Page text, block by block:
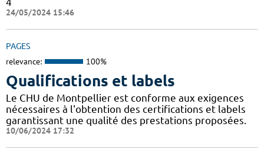
24/05/2024 15:46
PAGES
relevance: 100%
Qualifications et labels
Le CHU de Montpellier est conforme aux exigences
nécessaires à l'obtention des certifications et labels
garantissant une qualité des prestations proposées.
10/06/2024 17:32